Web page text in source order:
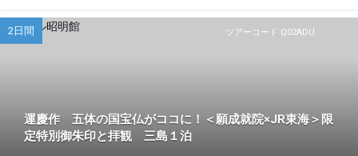
ツアーコード Q02ADU
2日間
運慶作 五体の国宝仏がココに！＜願成就院×JR東海＞限
定特別御朱印と拝観 三島１泊